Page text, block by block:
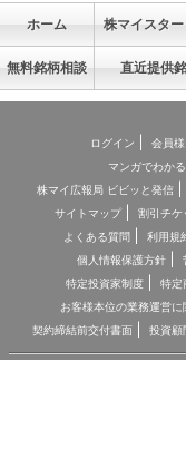
ホーム 株マイスタ
無料銘柄相談 直近提供
ログイン
会員
マンガでわか
株マイ広報局 ビビッと発信
サイトマップ
割引チケ
よくある質問
利用規
個人情報保護方針
特定投資家制度
特定
お客様本位の業務運営に
契約締結前交付書面
投資顧